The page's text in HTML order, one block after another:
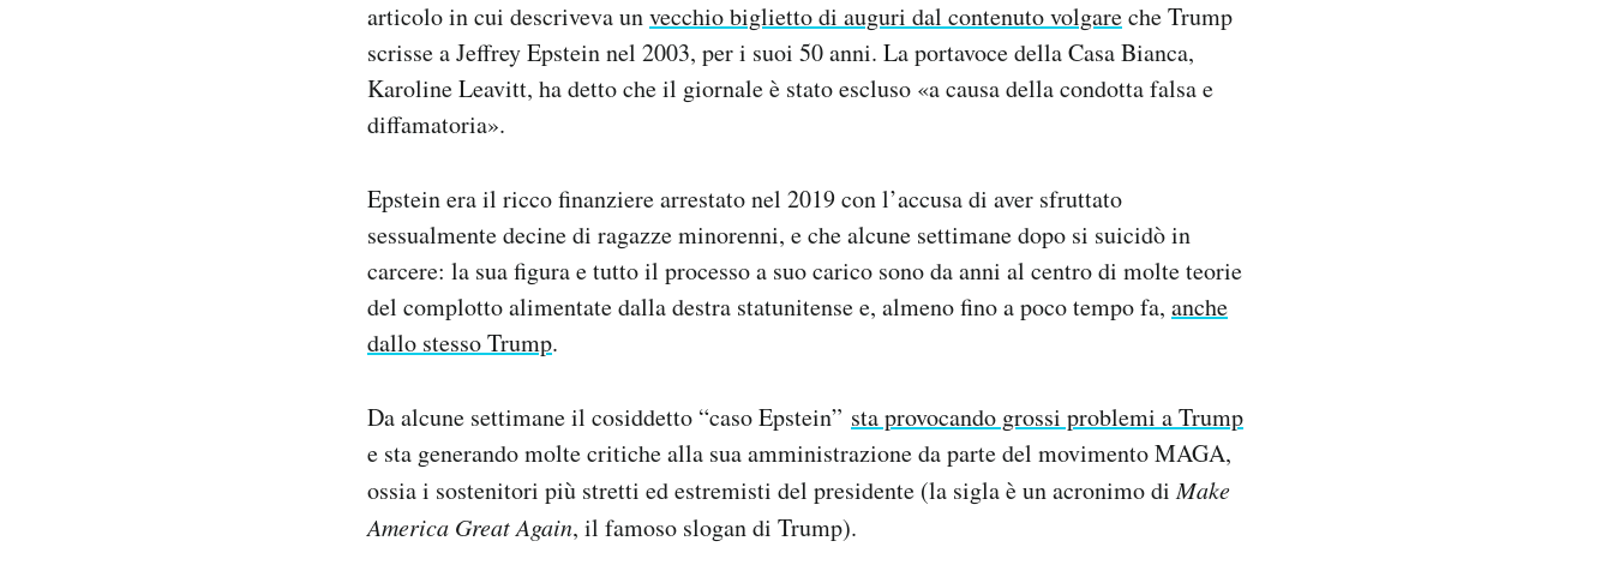
articolo in cui descriveva unvecchio biglietto di auguri dal contenuto volgareche Trump
scrisse a Jeffrey Epstein nel 2003, per i suoi 50 anni. La portavoce della Casa Bianca,
Karoline Leavitt, ha detto che il giornale è stato escluso «a causa della condotta falsa e
diffamatoria».
Epstein era il ricco finanziere arrestato nel 2019 con l’accusa di aver sfruttato
sessualmente decine di ragazze minorenni, e che alcune settimane dopo si suicidò in
carcere: la sua figura e tutto il processo a suo carico sono da anni al centro di molte teorie
del complotto alimentate dalla destra statunitense e, almeno fino a poco tempo fa, anche
dallo stesso Trump.
Da alcune settimane il cosiddetto “caso Epstein” sta provocando grossi problemi a Trump
e sta generando molte critiche alla sua amministrazione da parte del movimento MAGA,
ossia i sostenitori più stretti ed estremisti del presidente (la sigla è un acronimo diMake
America Great Again, il famoso slogan di Trump).